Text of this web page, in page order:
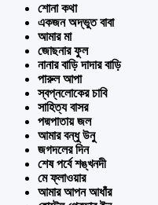
শোনা কথা
একজন অদ্ভুত বাবা
আমার মা
জোছনার ফুল
নানার বাড়ি দাদার বাড়ি
পারুল আপা
স্বপ্নলোকের চাবি
সাহিত্য বাসর
পদ্মপাতায় জল
আমার বন্ধু উনু
জগদলের দিন
শেষ পর্বে শঙ্খনদী
মে ফ্লাওয়ার
আমার আপন আধাঁর